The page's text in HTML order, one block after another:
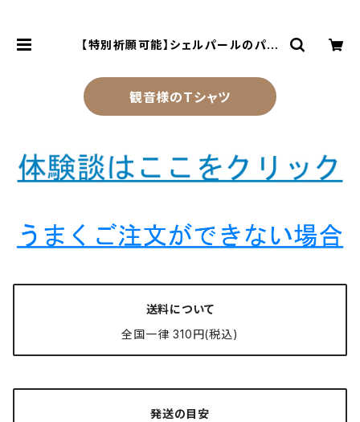
【特別祈願可能】シェルパールのパワ
日】 | 風水より金運アップする観音様
乃御守(観音様のお守り)
観音様のTシャツ
送料について
全国一律 310円(税込)
発送の目安